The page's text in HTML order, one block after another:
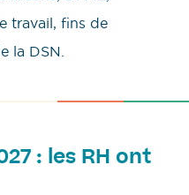
travail, fins de
la DSN.
: les RH ont